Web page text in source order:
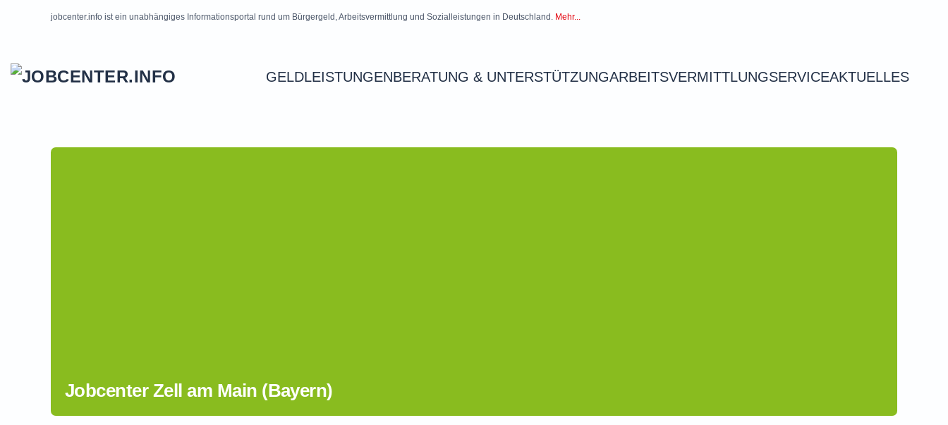
jobcenter.info ist ein unabhängiges Informationsportal rund um Bürgergeld, Arbeitsvermittlung und Sozialleistungen in Deutschland. Mehr...
GELDLEISTUNGENBERATUNG & UNTERSTÜTZUNGARBEITSVERMITTLUNGSERVICEAKTUELLES
Jobcenter Zell am Main (Bayern)